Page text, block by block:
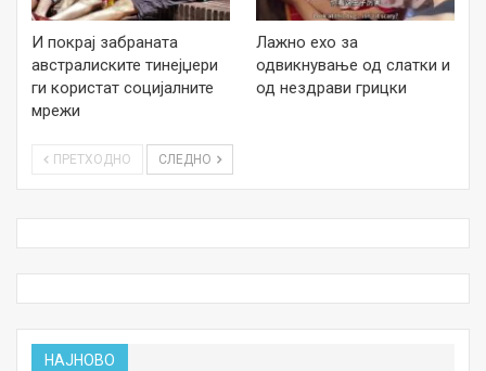
И покрај забраната
австралиските тинејџери
ги користат социјалните
мрежи
Лажно ехо за
одвикнување од слатки и
од нездрави грицки
ПРЕТХОДНО СЛЕДНО
НАЈНОВО